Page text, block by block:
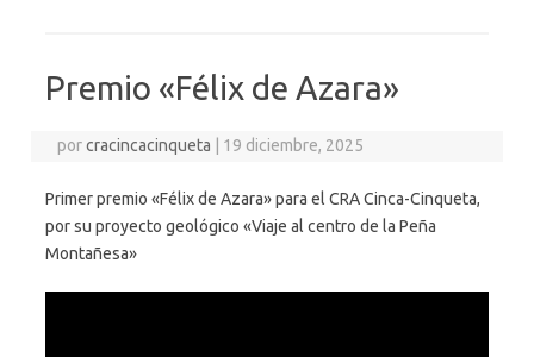
Premio «Félix de Azara»
porcracincacinqueta 19 diciembre, 2025
Primer premio «Félix de Azara» para el CRA Cinca-Cinqueta,
por su proyecto geológico «Viaje al centro de la Peña
Montañesa»